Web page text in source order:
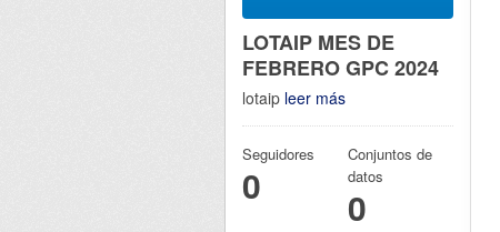
LOTAIP MES DE
FEBRERO GPC 2024
lotaip leer más
Seguidores
0
Conjuntos de
datos
0